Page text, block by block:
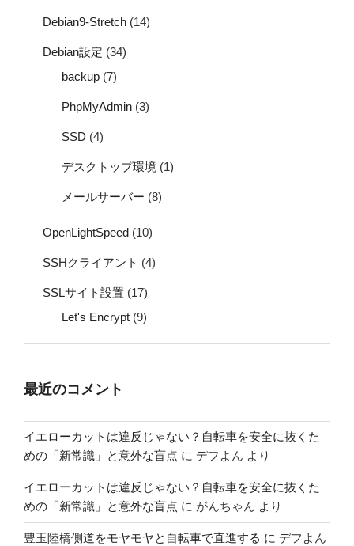
Debian9-Stretch (14)
Debian設定 (34)
backup (7)
PhpMyAdmin (3)
SSD (4)
デスクトップ環境 (1)
メールサーバー (8)
OpenLightSpeed (10)
SSHクライアント (4)
SSLサイト設置 (17)
Let's Encrypt (9)
最近のコメント
イエローカットは違反じゃない？自転車を安全に抜くた
めの「新常識」と意外な盲点 に デフよん より
イエローカットは違反じゃない？自転車を安全に抜くた
めの「新常識」と意外な盲点 に がんちゃん より
豊玉陸橋側道をモヤモヤと自転車で直進する に デフよん